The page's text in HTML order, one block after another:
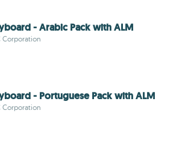
- Arabic Pack with ALM
Corporation
- Portuguese Pack with ALM
Corporation